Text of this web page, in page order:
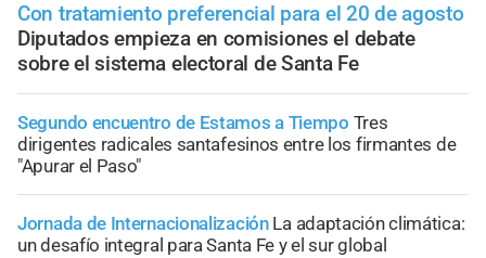
Con tratamiento preferencial para el 20 de agosto
Diputados empieza en comisiones el debate
sobre el sistema electoral de Santa Fe
Segundo encuentro de Estamos a Tiempo Tres
dirigentes radicales santafesinos entre los firmantes de
"Apurar el Paso"
Jornada de Internacionalización La adaptación climática:
un desafío integral para Santa Fe y el sur global